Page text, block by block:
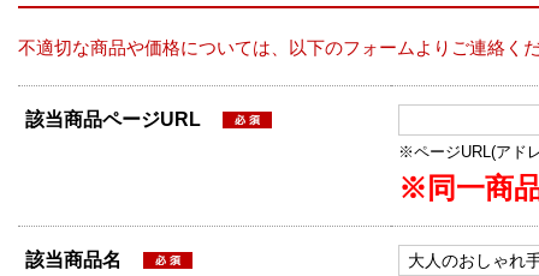
不適切な商品や価格については、以下のフォームよりご連絡く
該当商品ページURL
※ページURL(アド
※同一商
該当商品名